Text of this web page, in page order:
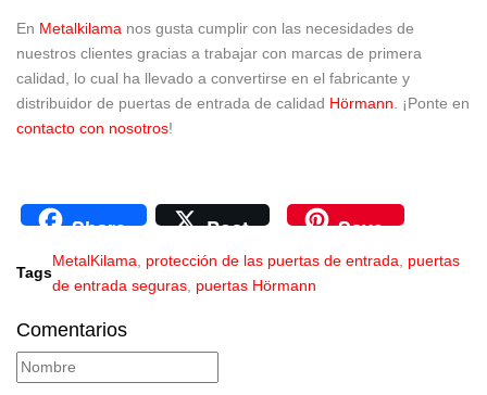
En Metalkilama nos gusta cumplir con las necesidades de
nuestros clientes gracias a trabajar con marcas de primera
calidad, lo cual ha llevado a convertirse en el fabricante y
distribuidor de puertas de entrada de calidad Hörmann . ¡Ponte en
contacto con nosotros!
Share Post Save
Tags
MetalKilama protección de las puertas de entrada
puertas
de entrada seguras puertas Hörmann
Comentarios